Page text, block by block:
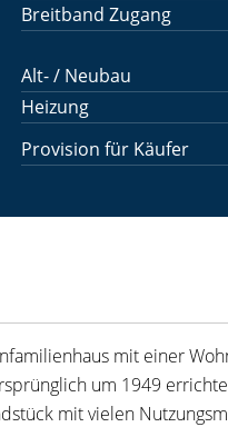
Breitband Zugang
Alt- / Neubau
Heizung
Provision für Käufer
mit einer
um 1949
mit vielen